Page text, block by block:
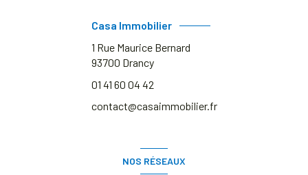
Casa Immobilier
1 Rue Maurice Bernard
93700 Drancy
01 41 60 04 42
contact@casaimmobilier.fr
NOS RÉSEAUX